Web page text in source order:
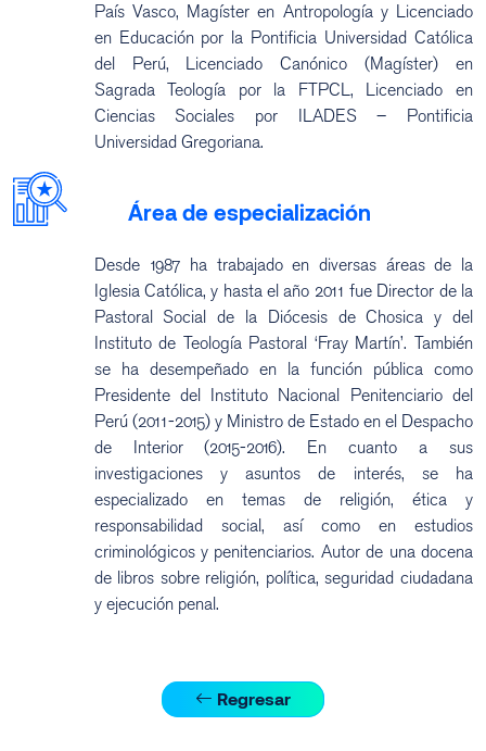
País Vasco, Magíster en Antropología y Licenciado
en Educación por la Pontificia Universidad Católica
del Perú, Licenciado Canónico (Magíster) en
Sagrada Teología por la FTPCL, Licenciado en
Ciencias Sociales por ILADES – Pontificia
Universidad Gregoriana.
Área de especialización
Desde 1987 ha trabajado en diversas áreas de la
Iglesia Católica, y hasta el año 2011 fue Director de la
Pastoral Social de la Diócesis de Chosica y del
Instituto de Teología Pastoral ‘Fray Martín’. También
se ha desempeñado en la función pública como
Presidente del Instituto Nacional Penitenciario del
Perú (2011-2015) y Ministro de Estado en el Despacho
de Interior (2015-2016). En cuanto a sus
investigaciones y asuntos de interés, se ha
especializado en temas de religión, ética y
responsabilidad social, así como en estudios
criminológicos y penitenciarios. Autor de una docena
de libros sobre religión, política, seguridad ciudadana
y ejecución penal.
Regresar